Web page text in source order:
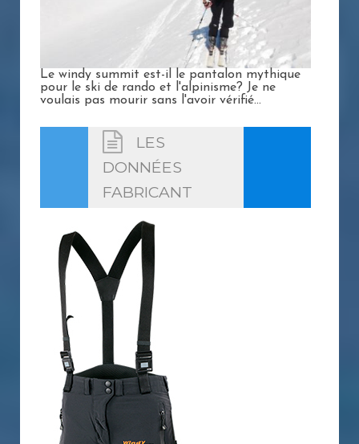
Le windy summit est-il le pantalon mythique
pour le ski de rando et l'alpinisme? Je ne
voulais pas mourir sans l'avoir vérifié...
LES
DONNÉES
FABRICANT